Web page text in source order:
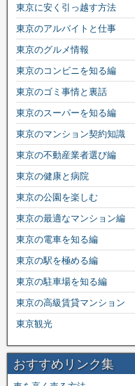
東京に安く引っ越す方法
東京のアルバイトと仕事
東京のグルメ情報
東京のコンビニを知る編
東京のゴミ事情と裏話
東京のスーパーを知る編
東京のマンション契約知識
東京の不動産業者選び編
東京の健康と病院
東京の公園を楽しむ
東京の最適なマンション編
東京の電車を知る編
東京の駅を極める編
東京の駐車場を知る編
東京の高級賃貸マンション
東京観光
おすすめリンク集